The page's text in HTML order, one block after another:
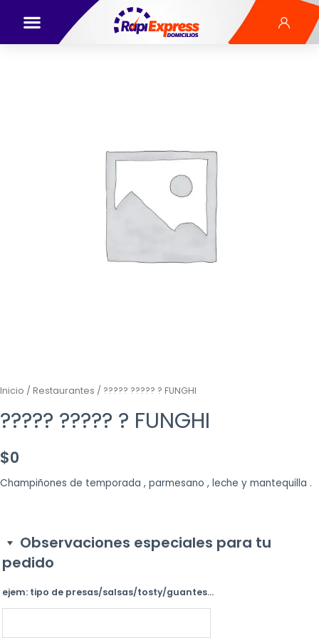
Inicio / Restaurantes / ????? ????? ? FUNGHI
????? ????? ? FUNGHI
$0
Champiñones de temporada , parmesano , leche y mantequilla .
Observaciones especiales para tu
pedido
ejem: tipo de presas/salsas/tosty/guantes...